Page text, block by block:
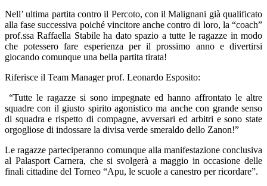
Nell’ ultima partita contro il Percoto, con il Malignani già qualificato
alla fase successiva poiché vincitore anche contro di loro, la “coach”
prof.ssa Raffaella Stabile ha dato spazio a tutte le ragazze in modo
che potessero fare esperienza per il prossimo anno e divertirsi
giocando comunque una bella partita tirata!
Riferisce il Team Manager prof. Leonardo Esposito:
“Tutte le ragazze si sono impegnate ed hanno affrontato le altre
squadre con il giusto spirito agonistico ma anche con grande senso
di squadra e rispetto di compagne, avversari ed arbitri e sono state
orgogliose di indossare la divisa verde smeraldo dello Zanon!”
Le ragazze parteciperanno comunque alla manifestazione conclusiva
al Palasport Carnera, che si svolgerà a maggio in occasione delle
finali cittadine del Torneo “Apu, le scuole a canestro per ricordare”.